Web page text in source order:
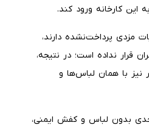
این کارخانه ورود کند.
مزدی پرداخت‌نشده دارند،
قرار نداده است؛ در نتیجه،
نیز با همان لباس‌ها و
بدون لباس و کفش ایمنی،